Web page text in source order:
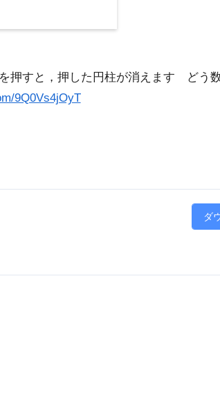
押すと，押した円柱が消えます どう
9Q0Vs4jOyT
ダ